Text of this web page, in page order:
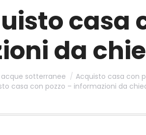
casa
da
sotterranee
Acquisto casa con
casa con pozzo – informazioni da